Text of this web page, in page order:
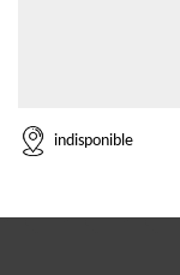
indisponible